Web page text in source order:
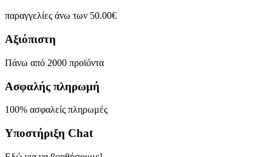
παραγγελίες άνω των 50.00€
Αξιόπιστη
Πάνω από 2000 προϊόντα
Ασφαλής πληρωμή
100% ασφαλείς πληρωμές
Υποστήριξη Chat